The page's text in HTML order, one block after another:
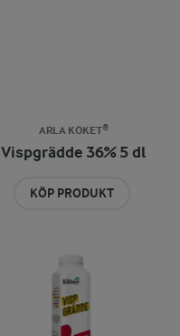
ARLA KÖKET®
Vispgrädde 36% 5 dl
KÖP PRODUKT